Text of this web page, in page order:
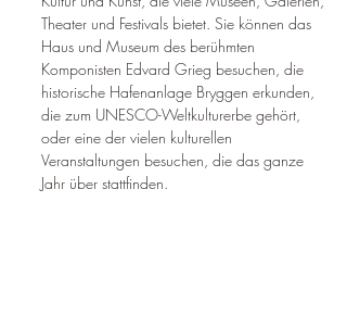
Theater und Festivals bietet. Sie können das
Haus und Museum des berühmten
Komponisten Edvard Grieg besuchen, die
historische Hafenanlage Bryggen erkunden,
die zum UNESCO-Weltkulturerbe gehört,
oder eine der vielen kulturellen
Veranstaltungen besuchen, die das ganze
Jahr über stattfinden.